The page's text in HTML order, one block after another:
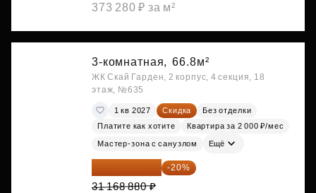
373 280 ₽ за м²
3-комнатная, 66.8м²
ЖК Скай Гарден, 2 корпус, 4 секция, 18
этаж, №635
1 кв 2027 Скидка
Без отделки
Платите как хотите
Квартира за 2 000 ₽/мес
Мастер-зона с санузлом Ещё
24 935 104 ₽ -20%
31 168 880 ₽